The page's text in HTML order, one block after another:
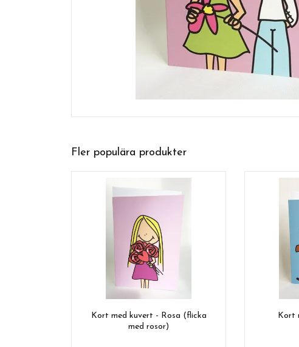
Fler populära produkter
Kort med kuvert - Rosa (flicka
med rosor)
Kort